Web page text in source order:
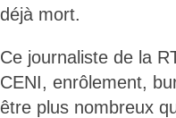
déjà mort.
Ce journaliste de la
CENI, enrôlement,
être plus nombreux